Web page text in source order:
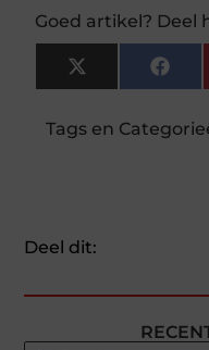
Goed artikel? Deel
X
(Twitter)
Tags en
Deel dit: